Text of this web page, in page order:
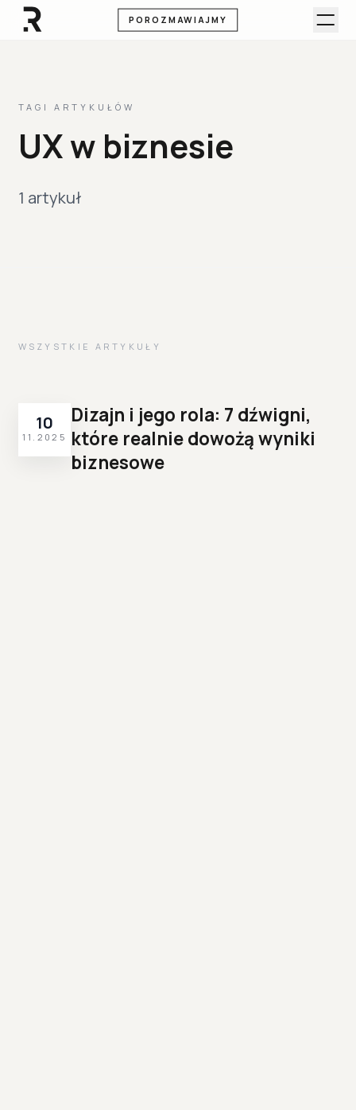
POROZMAWIAJMY
TAGI ARTYKUŁÓW
UX w biznesie
1 artykuł
WSZYSTKIE ARTYKUŁY
10
11.2025
Dizajn i jego rola: 7 dźwigni,
które realnie dowożą wyniki
biznesowe